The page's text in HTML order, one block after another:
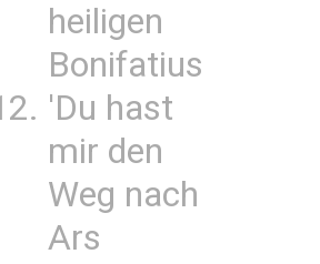
heiligen
Bonifatius
'Du hast
mir den
Weg nach
Ars